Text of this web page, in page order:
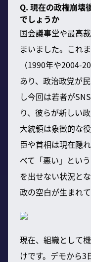
Q. 現在の政権崩壊
でしょうか
国会議事堂や最高
まいました。これ
（1990年や2004-
あり、政治政党が
し今回は若者が
り、彼らが新しい
大統領は象徴的な
臣や首相は現在隠
べて「悪い」とい
を出せない状況と
政の空白が生まれて
現在、組織として
けです。デモから